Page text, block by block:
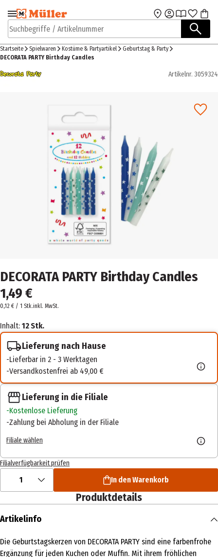
Zur Navigation
springen
Zum Hauptinhalt
Suchbegriffe / Artikelnummer
Startseite Spielwaren Kostüme & Partyartikel
Geburtstag & Party
DECORATA PARTY Birthday Candles
Artikelnr. 3059324
DECORATA PARTY Birthday Candles
1,49 €
0,12 € / 1 Stk.inkl. MwSt.
Inhalt: 12 Stk.
Lieferung nach Hause
Lieferbar in 2 - 3 Werktagen
Versandkostenfrei ab 49,00 €
Lieferung in die Filiale
Kostenlose Lieferung
Zahlung bei Abholung in der Filiale
Filiale wählen
Filialverfügbarkeit prüfen
1 In den Warenkorb
Produktdetails
Artikelinfo
Die Geburtstagskerzen von DECORATA PARTY sind eine farbenfrohe
Ergänzung für jeden Kuchen oder Muffin. Mit ihrem fröhlichen